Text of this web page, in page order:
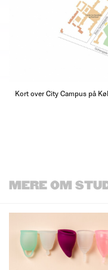
Kort over City Campus på
MERE OM